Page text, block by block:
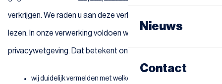
Sameday
Nieuws
Contact
verkrijgen. We raden u aan deze verklaring aandachtig te
lezen. In onze verwerking voldoen we aan de vereisten van
privacywetgeving. Dat betekent onder andere dat:
wij duidelijk vermelden met welke doeleinden wij